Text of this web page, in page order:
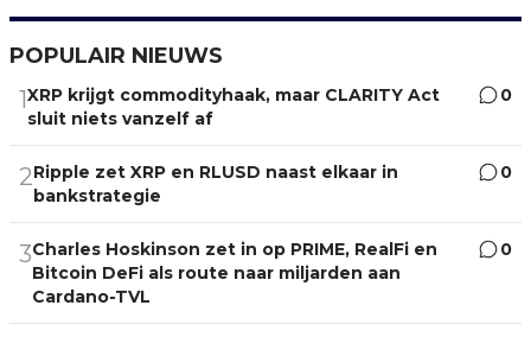
POPULAIR NIEUWS
1XRP krijgt commodityhaak, maar CLARITY Act
sluit niets vanzelf af
0
2Ripple zet XRP en RLUSD naast elkaar in
bankstrategie
0
3Charles Hoskinson zet in op PRIME, RealFi en
Bitcoin DeFi als route naar miljarden aan
Cardano-TVL
0